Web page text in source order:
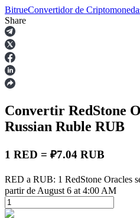
Futuros
Futuros del USDT
Futuros que utilizan USDT
BitrueConvertidor de
Share
Convertir RedStone
Russian Ruble RUB
1 RED = ₽7.04 RUB
RED a RUB: 1 RedStone Oracles
partir de August 6 at 4:00 AM